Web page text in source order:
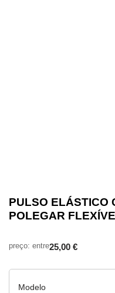
PULSO ELÁSTICO
POLEGAR
25,00 €
Modelo